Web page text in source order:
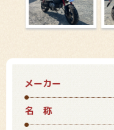
メーカー
名 称